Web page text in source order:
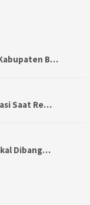
B…
Saat Re…
Dibang…